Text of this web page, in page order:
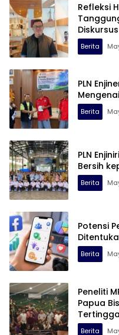
Refleksi
Berita
PLN Enjinering
Berita
PLN
Bersih
Berita
Potensi
Berita
Peneliti
Papua
Berita